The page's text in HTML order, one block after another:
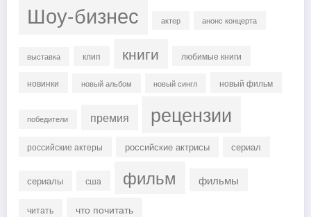
Шоу-бизнес актер анонс концерта
выставка клип книги любимые книги
новинки новый альбом новый сингл новый фильм
победители премия рецензии
российские актеры российские актрисы сериал
сериалы сша фильм фильмы
читать что почитать